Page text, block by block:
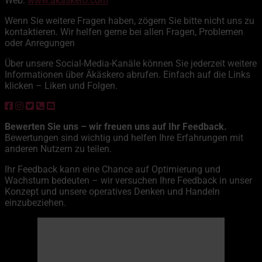
Wenn Sie weitere Fragen haben, zögern Sie bitte nicht uns zu
kontaktieren. Wir helfen gerne bei allen Fragen, Problemen
oder Anregungen
Über unsere Social-Media-Kanäle können Sie jederzeit weitere
Informationen über Äkäskero abrufen. Einfach auf die Links
klicken – Liken und Folgen.
Bewerten Sie uns – wir freuen uns auf Ihr Feedback.
Bewertungen sind wichtig und helfen Ihre Erfahrungen mit
anderen Nutzern zu teilen.
Ihr Feedback kann eine Chance auf Optimierung und
Wachstum bedeuten – wir versuchen Ihre Feedback in unser
Konzept und unsere operatives Denken und Handeln
einzubeziehen.